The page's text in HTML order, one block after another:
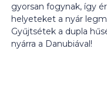
gyorsan fogynak, így
helyeteket a nyár
Gyűjtsétek a dupla
nyárra a Danubiával!